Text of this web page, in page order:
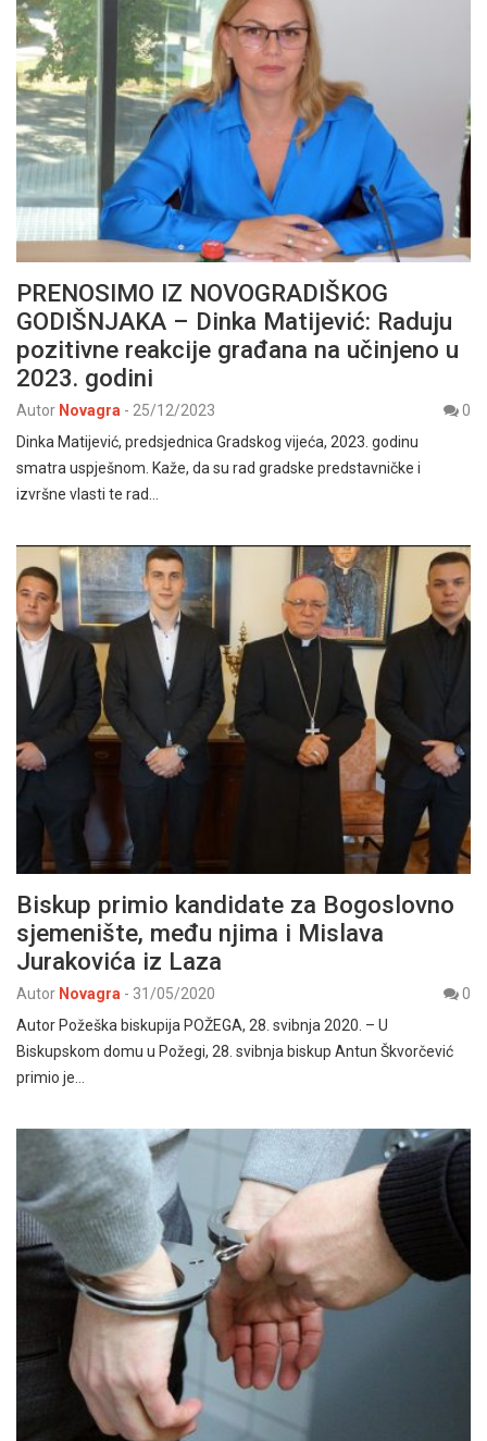
PRENOSIMO IZ NOVOGRADIŠKOG
GODIŠNJAKA – Dinka Matijević: Raduju
pozitivne reakcije građana na učinjeno u
2023. godini
Autor Novagra - 25/12/2023
0
Dinka Matijević, predsjednica Gradskog vijeća, 2023. godinu
smatra uspješnom. Kaže, da su rad gradske predstavničke i
izvršne vlasti te rad…
Biskup primio kandidate za Bogoslovno
sjemenište, među njima i Mislava
Jurakovića iz Laza
Autor Novagra - 31/05/2020
0
Autor Požeška biskupija POŽEGA, 28. svibnja 2020. – U
Biskupskom domu u Požegi, 28. svibnja biskup Antun Škvorčević
primio je…